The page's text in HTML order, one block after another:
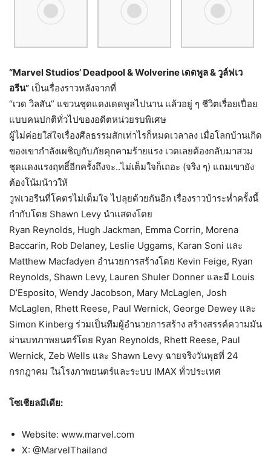
“Marvel Studios’ Deadpool & Wolverine เดดพูล&วูล์ฟเว
อรีน” เป็นเรื่องราวหลังจากที่
“เวด วิลสัน” แขวนชุดแดงเดดพูลไปนาน แล้วอยู่ ๆ ชีวิตเรื่อยเปื่อย
แบบคนปกติทั่วไปของอดีตหน่วยรบพิเศษ
ผู้ไม่ค่อยใส่ใจเรื่องศีลธรรมสักเท่าไรก็หมดเวลาลง เมื่อโลกบ้านเกิด
ของเขากำลังเผชิญกับภัยคุกคามร้ายแรง เวดเลยต้องกลับมาสวม
ชุดแดงแรงฤทธิ์อีกครั้งถึงจะ..ไม่เต็มใจก็เถอะ (จริง ๆ) แถมเขายัง
ต้องโน้มน้าวให้
วูฟเวอรีนที่โคตรไม่เต็มใจ ไปลุยด้วยกันอีก เรื่องราวบ้าระห่ำครั้งนี้
กำกับโดย Shawn Levy นำแสดงโดย
Ryan Reynolds, Hugh Jackman, Emma Corrin, Morena
Baccarin, Rob Delaney, Leslie Uggams, Karan Soni และ
Matthew Macfadyen อำนวยการสร้างโดย Kevin Feige, Ryan
Reynolds, Shawn Levy, Lauren Shuler Donner และมี Louis
D’Esposito, Wendy Jacobson, Mary McLaglen, Josh
McLaglen, Rhett Reese, Paul Wernick, George Dewey และ
Simon Kinberg ร่วมเป็นทีมผู้อำนวยการสร้าง สร้างสรรค์ความมัน
ผ่านบทภาพยนตร์โดย Ryan Reynolds, Rhett Reese, Paul
Wernick, Zeb Wells และ Shawn Levy ฉายจริงวันพุธที่ 24
กรกฎาคม ในโรงภาพยนตร์และระบบ IMAX ทั่วประเทศ
โซเชียลมีเดีย:
Website: www.marvel.com
X: @MarvelThailand